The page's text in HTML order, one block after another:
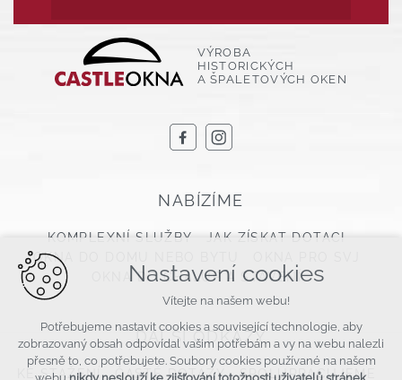
VÝROBA
HISTORICKÝCH
A ŠPALETOVÝCH OKEN
NABÍZÍME
KOMPLEXNÍ SLUŽBY
JAK ZÍSKAT DOTACI
OKNA DO DOMU NEBO BYTU
OKNA DO CHALUP A STAVENÍ
DALŠÍ ODKAZY
KE STAŽENÍ ČASTÉ DOTAZY SPOLUPRACUJEME
Nastavení cookies
Vítejte na našem webu!
Potřebujeme nastavit cookies a související technologie, aby
zobrazovaný obsah odpovídal vašim potřebám a vy na webu nalezli
přesně to, co potřebujete. Soubory cookies používané na našem